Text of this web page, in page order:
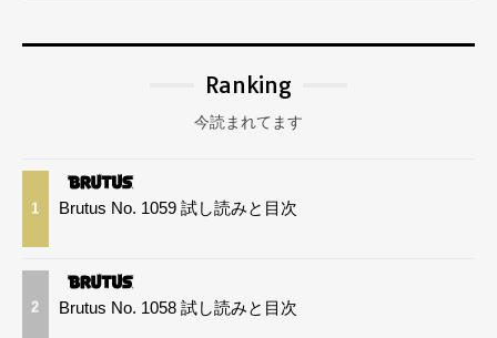
Ranking
今読まれてます
1 Brutus No. 1059 試し読みと目次
2 Brutus No. 1058 試し読みと目次